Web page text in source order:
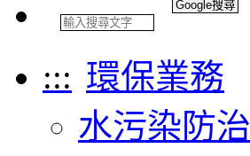
::: 環保業務
水污染防治